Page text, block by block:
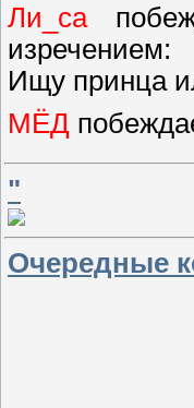
Ли_са
изречением:
Ищу принца
МЁД
"
Очередные